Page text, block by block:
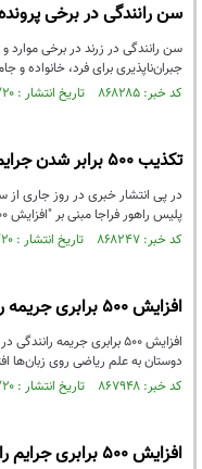
سن رانندگی در برخی پرونده‌های
جبران‌ناپذیری برای فرد، خانواده و
کد خبر: ۸۶۸۲۸۵ تاریخ انتشار : ۱۴۰۴/۰۲/۲۰
تکذیب ۵۰۰ برابر شدن جرایم راهنمایی و رانندگی
در پی انتشار خبری در روز جاری
پلیس راهور فراجا مبنی بر "افزایش 500 برابری ...
کد خبر: ۸۶۸۲۴۷ تاریخ انتشار : ۱۴۰۳/۰۱/۲۰
افزایش ۵۰۰ برابری جریمه رانندگی؛ تکذیب شد
دوستان به علم ریاضی روی زبان‌ها
کد خبر: ۸۶۷۹۴۸ تاریخ انتشار : ۱۴۰۳/۰۲/۲۰
افزایش ۵۰۰ برابری جرایم راهنمایی و رانندگی